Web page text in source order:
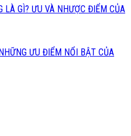
LÀ GÌ? ƯU VÀ NHƯỢC ĐIỂM CỦA
ƯU ĐIỂM NỔI BẬT CỦA